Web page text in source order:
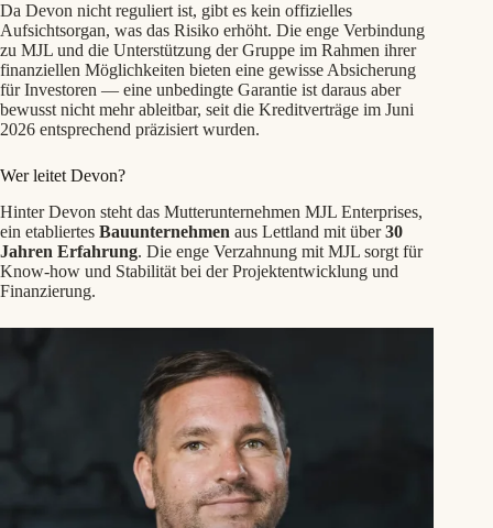
Da Devon nicht reguliert ist, gibt es kein offizielles
Aufsichtsorgan, was das Risiko erhöht. Die enge Verbindung
zu MJL und die Unterstützung der Gruppe im Rahmen ihrer
finanziellen Möglichkeiten bieten eine gewisse Absicherung
für Investoren — eine unbedingte Garantie ist daraus aber
bewusst nicht mehr ableitbar, seit die Kreditverträge im Juni
2026 entsprechend präzisiert wurden.
Wer leitet Devon?
Hinter Devon steht das Mutterunternehmen MJL Enterprises,
ein etabliertes Bauunternehmen aus Lettland mit über30
Jahren Erfahrung. Die enge Verzahnung mit MJL sorgt für
Know-how und Stabilität bei der Projektentwicklung und
Finanzierung.